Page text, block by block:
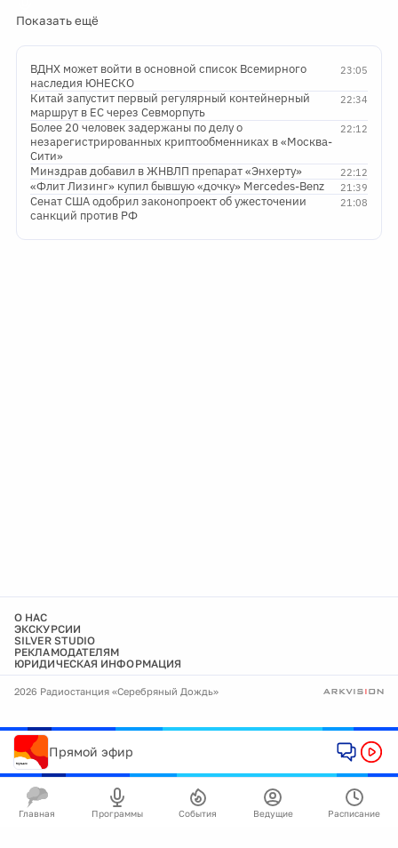
Показать ещё
23:05
ВДНХ может войти в основной список Всемирного
наследия ЮНЕСКО
22:34
Китай запустит первый регулярный контейнерный
маршрут в ЕС через Севморпуть
22:12
Более 20 человек задержаны по делу о
незарегистрированных криптообменниках в «Москва-
Сити»
22:12
Минздрав добавил в ЖНВЛП препарат «Энхерту»
21:39
«Флит Лизинг» купил бывшую «дочку» Mercedes-Benz
21:08
Сенат США одобрил законопроект об ужесточении
санкций против РФ
О НАС
ЭКСКУРСИИ
SILVER STUDIO
РЕКЛАМОДАТЕЛЯМ
ЮРИДИЧЕСКАЯ ИНФОРМАЦИЯ
2026 Радиостанция «Серебряный Дождь»
Прямой эфир
Главная Программы События Ведущие Расписание